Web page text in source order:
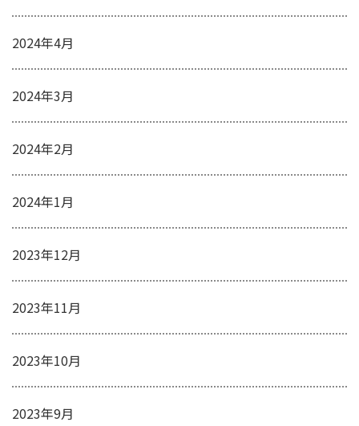
2024年4月
2024年3月
2024年2月
2024年1月
2023年12月
2023年11月
2023年10月
2023年9月